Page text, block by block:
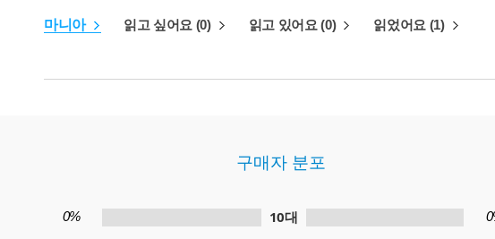
마니아 읽고 싶어요 (0) 읽고 있어요 (0) 읽었어요 (1)
구매자 분포
0% 10대